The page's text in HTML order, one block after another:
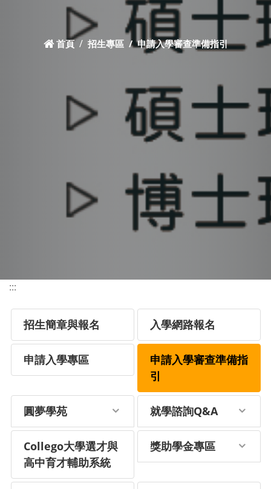
首頁 招生專區 申請入學審查準備指引
:::
招生簡章與報名 入學網路報名
申請入學專區
申請入學審查準備指
引
圓夢學苑 就學諮詢Q&A
Collego大學選才與
高中育才輔助系統
獎助學金專區